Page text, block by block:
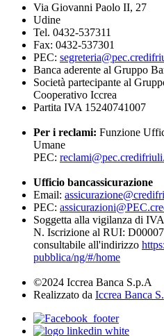
Via Giovanni Paolo II, 27
Udine
Tel. 0432-537311
Fax: 0432-537301
PEC:
Banca aderente al Gruppo
Società partecipante al
Cooperativo Iccrea
Partita IVA 15240741007
Per i reclami: Funzione
Umane
PEC:
Ufficio bancassicurazione
Email:
PEC:
Soggetta alla vigilanza di
N. Iscrizione al RUI:
consultabile all'indirizzo
pubblica/ng/#/home
©2024 Iccrea Banca S.p.A
Realizzato da Iccrea Banca